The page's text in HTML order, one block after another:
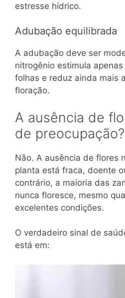
estresse hídrico.
Adubação equilibrada
A adubação deve ser
nitrogênio estimula
folhas e reduz ainda mais
floração.
A ausência de
de preocupação?
Não. A ausência de flores
planta está fraca, doente
contrário, a maioria das
nunca floresce, mesmo
excelentes condições.
O verdadeiro sinal de
está em: